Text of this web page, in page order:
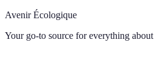
Avenir Écologique
Your go-to source for everything about